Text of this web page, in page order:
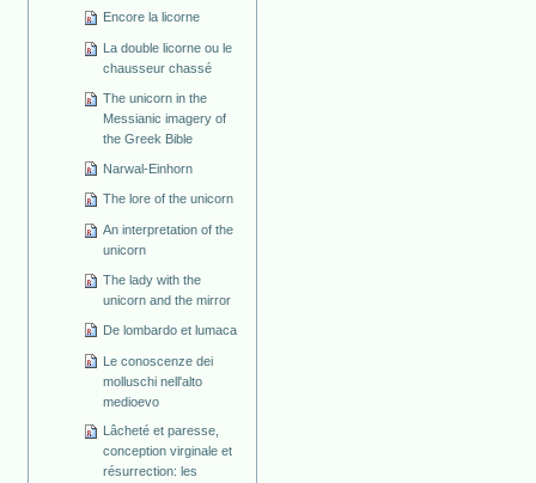
Encore la licorne
La double licorne ou le
chausseur chassé
The unicorn in the
Messianic imagery of
the Greek Bible
Narwal-Einhorn
The lore of the unicorn
An interpretation of the
unicorn
The lady with the
unicorn and the mirror
De lombardo et lumaca
Le conoscenze dei
molluschi nell'alto
medioevo
Lâcheté et paresse,
conception virginale et
résurrection: les